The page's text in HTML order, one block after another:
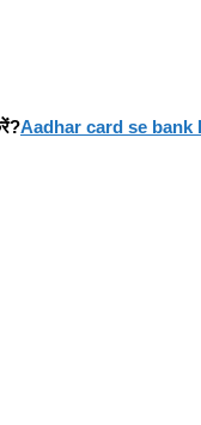
Aadhar card se bank